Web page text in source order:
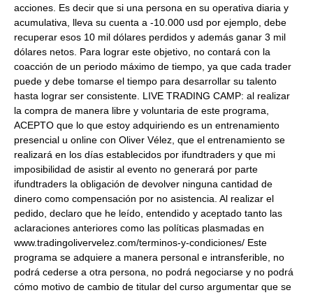
acciones. Es decir que si una persona en su operativa diaria y
acumulativa, lleva su cuenta a -10.000 usd por ejemplo, debe
recuperar esos 10 mil dólares perdidos y además ganar 3 mil
dólares netos. Para lograr este objetivo, no contará con la
coacción de un periodo máximo de tiempo, ya que cada trader
puede y debe tomarse el tiempo para desarrollar su talento
hasta lograr ser consistente. LIVE TRADING CAMP: al realizar
la compra de manera libre y voluntaria de este programa,
ACEPTO que lo que estoy adquiriendo es un entrenamiento
presencial u online con Oliver Vélez, que el entrenamiento se
realizará en los días establecidos por ifundtraders y que mi
imposibilidad de asistir al evento no generará por parte
ifundtraders la obligación de devolver ninguna cantidad de
dinero como compensación por no asistencia. Al realizar el
pedido, declaro que he leído, entendido y aceptado tanto las
aclaraciones anteriores como las políticas plasmadas en
www.tradingolivervelez.com/terminos-y-condiciones/ Este
programa se adquiere a manera personal e intransferible, no
podrá cederse a otra persona, no podrá negociarse y no podrá
cómo motivo de cambio de titular del curso argumentar que se